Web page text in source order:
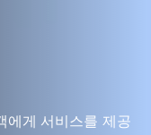
게 서비스를 제공